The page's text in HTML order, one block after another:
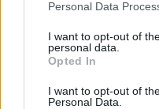
Personal Data
I want to opt-out of
personal data.
Opted In
I want to opt-out of
Personal Data.
Afficher la carte